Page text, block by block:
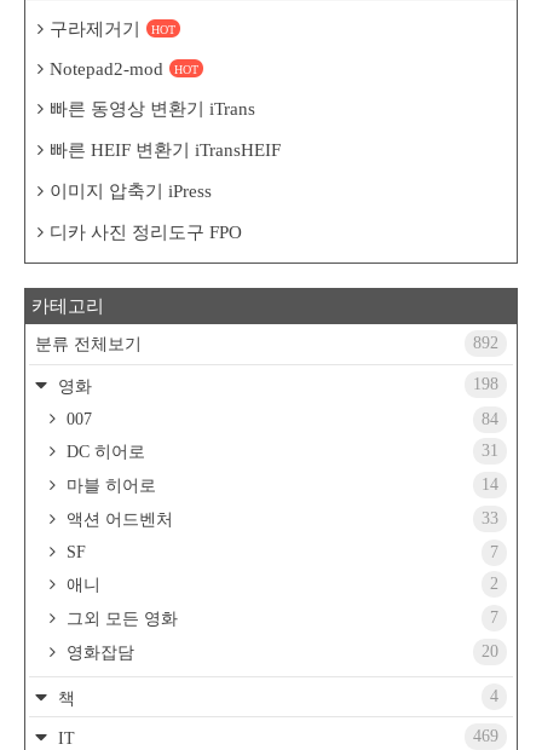
구라제거기 HOT
Notepad2-mod HOT
빠른 동영상 변환기 iTrans
빠른 HEIF 변환기 iTransHEIF
이미지 압축기 iPress
디카 사진 정리도구 FPO
카테고리
분류 전체보기 892
영화
198
007
84
DC 히어로
31
마블 히어로
14
액션 어드벤처
33
SF
7
애니
2
그외 모든 영화
7
영화잡담
20
책 4
IT
469